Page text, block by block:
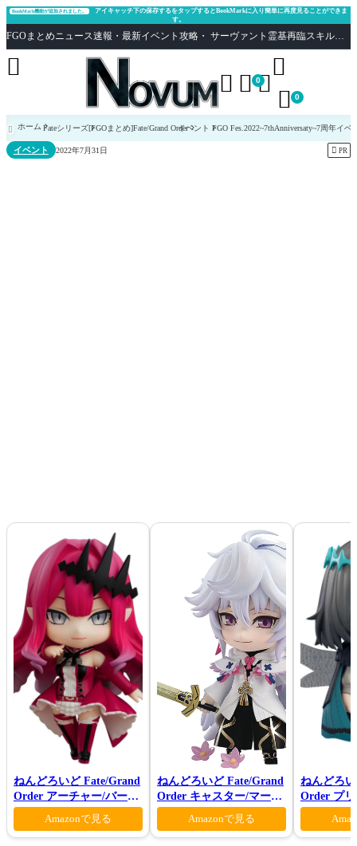
BookMark機能が追加されました。
アイキャッチ下の保存するをタップするとBookMarkに入り簡単に再度見ることができま
す。
FGOまとめニュース速報・最新イベント攻略・ サーヴァント霊基再臨スキル性能評価まとめ Fate/Grand Order
  0

 0

 ホーム Fateシリーズ[FGOまとめ]Fate/Grand Orderイベント FGO Fes.2022~7thAnniversaty~7周年イベ
イベント 2022年7月31日  PR
ねんどろいど Fate/Grand
Order アーチャー/バーヴ
ァン シー
Amazonで見る
ねんどろいど Fate/Grand
Order キャスター/マーリ
ン 花の魔術師Ver.
Amazonで見る
ねんどろ
Order プ
ロン ヴォ